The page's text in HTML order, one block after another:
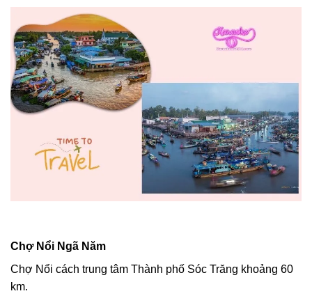
Chợ Nổi Ngã Năm
Chợ Nổi cách trung tâm Thành phố Sóc Trăng khoảng 60
km.